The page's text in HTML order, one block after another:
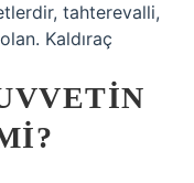
tahterevalli,
Kaldıraç